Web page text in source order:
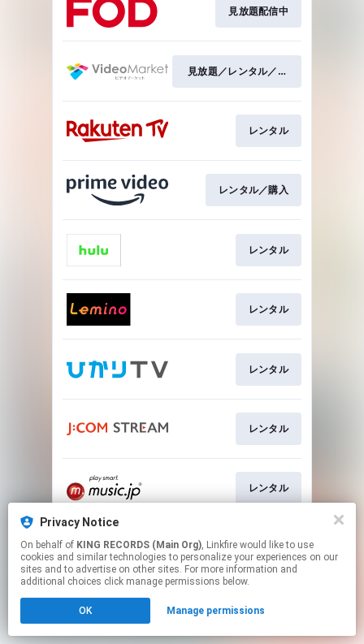
見放題配信中
見放題／レンタル／購入
レンタル
レンタル／購入
レンタル
レンタル
レンタル
レンタル
レンタル
レンタル
Click hereto manage your permissions.
Privacy Notice
On behalf of KING RECORDS (Main Org), Linkfire would like to use
cookies and similar technologies to personalize your experiences on our
sites and to advertise on other sites. For more information and
additional choices click manage permissions below.
OK Manage permissions